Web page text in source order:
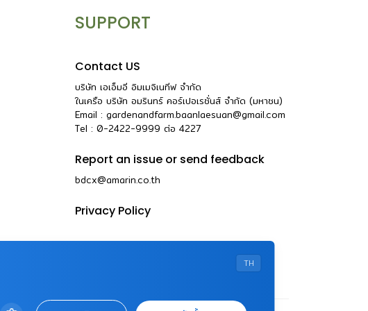
SUPPORT
Contact US
บริษัท เอเอ็มอี อิมเมจิเนทีฟ จำกัด
ในเครือ บริษัท อมรินทร์ คอร์เปอเรชั่นส์ จำกัด (มหาชน)
Email : gardenandfarm.baanlaesuan@gmail.com
Tel : 0-2422-9999 ต่อ 4227
Report an issue or send feedback
bdcx@amarin.co.th
Privacy Policy
TH